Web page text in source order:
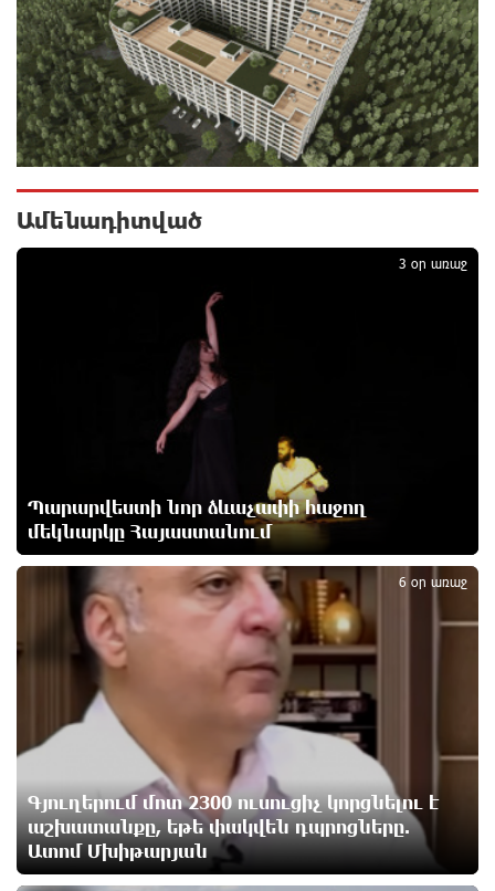
Սարյան փողոցի բնակարաններից մեկում
պայթյունի հետևանքով 55-ամյա տղամարդը
այրվածքներով տեղափոխվել է
«Այրվածքաբանության ազգային կենտրոն»
24 րոպե առաջ
Սլովակիայի արևելքում արտակարգ դրություն է
հայտարարվել շոգի ալիքների պատճառով
Երթևեկության կազմակերպման փոփոխություն
Հայաստանի հավաքականի նախկին մարզիչը
կգլխավորի Ղազախստանի հավաքականը
ԱԱԾ-ն զեկույց է ներկայացրել
Թրամփը ասել է, որ հանրապետականները կարող
են պարտվել Կոնգրեսի միջանկյալ
ընտրություններում
«ՀայաՔվեի» անդամները ևս Վաղարշապատի
դատարանի բակում են` հաջակցություն Հայ
առաքելական եկեղեցու և նրա Հովվապետի
մեկ ժամ առաջ
Ամենադիտված
Պարարվեստի նոր ձևաչափի հաջող
մեկնարկը Հայաստանում
3 օր առաջ
1
Գյուղերում մոտ 2300 ուսուցիչ կորցնելու է
աշխատանքը, եթե փակվեն դպրոցները.
Ատոմ Մխիթարյան
6 օր առաջ
2